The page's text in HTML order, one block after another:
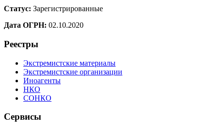
Статус: Зарегистрированные
Дата ОГРН: 02.10.2020
Реестры
Экстремистские материалы
Экстремистские организации
Иноагенты
НКО
СОНКО
Сервисы